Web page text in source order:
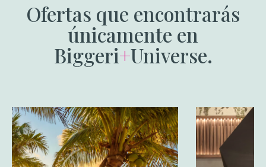
Ofertas que encontrarás
únicamente en
Biggeri+Universe.